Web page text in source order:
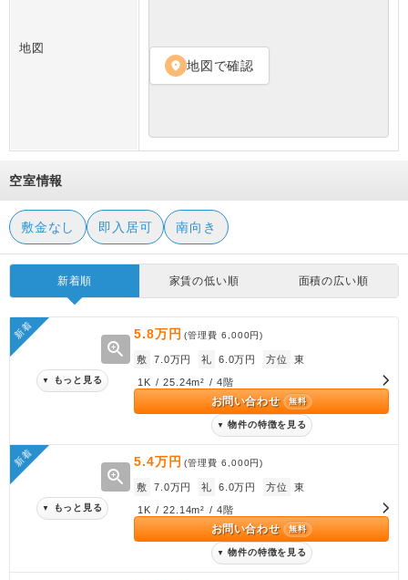
地図
location_on 地図で確認
空室情報
敷金なし 即入居可 南向き
新着順 家賃の低い順 面積の広い順
新着
zoom_in
▼ もっと見る
5.8万円 (管理費6,000円)
敷 7.0万円 礼 6.0万円 方位 東
1K / 25.24m² / 4階
お問い合わせ 無料
▼ 物件の特徴を見る
新着
zoom_in
▼ もっと見る
5.4万円 (管理費6,000円)
敷 7.0万円 礼 6.0万円 方位 東
1K / 22.14m² / 4階
お問い合わせ 無料
▼ 物件の特徴を見る